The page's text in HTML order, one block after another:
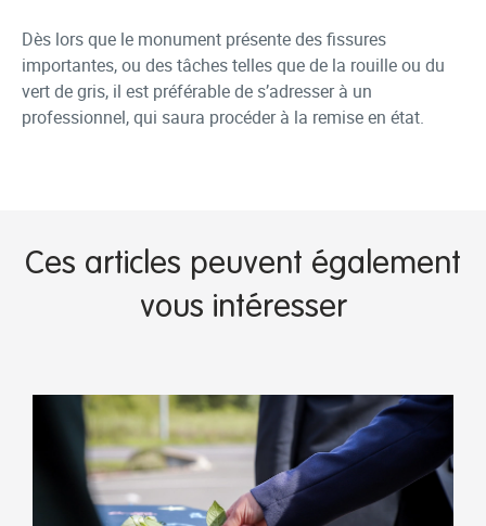
Dès lors que le monument présente des fissures
importantes, ou des tâches telles que de la rouille ou du
vert de gris, il est préférable de s’adresser à un
professionnel, qui saura procéder à la remise en état.
Ces articles peuvent également
vous intéresser